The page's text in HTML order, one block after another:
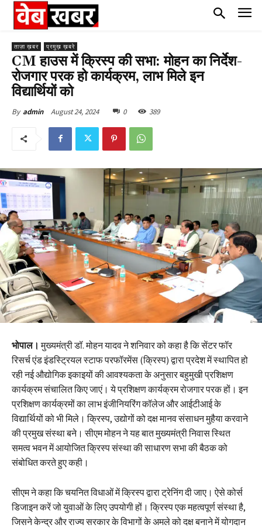
ताज़ा ख़बर प्रमुख़ ख़बरे
CM हाउस में क्रिस्प की सभा: मोहन का निर्देश-
रोजगार परक हो कार्यक्रम, लाभ मिले इन
विद्यार्थियों को
By admin August 24, 2024 0 389
भोपाल। मुख्यमंत्री डॉ. मोहन यादव ने शनिवार को कहा है कि सेंटर फॉर
रिसर्च एंड इंडस्ट्रियल स्टाफ परफॉरमेंस (क्रिस्प) द्वारा प्रदेश में स्थापित हो
रही नई औद्योगिक इकाइयों की आवश्यकता के अनुसार बहुमुखी प्रशिक्षण
कार्यक्रम संचालित किए जाएं। ये प्रशिक्षण कार्यक्रम रोजगार परक हों। इन
प्रशिक्षण कार्यक्रमों का लाभ इंजीनियरिंग कॉलेज और आईटीआई के
विद्यार्थियों को भी मिले। क्रिस्प, उद्योगों को दक्ष मानव संसाधन मुहैया करवाने
की प्रमुख संस्था बने। सीएम मोहन ने यह बात मुख्यमंत्री निवास स्थित
समत्व भवन में आयोजित क्रिस्प संस्था की साधारण सभा की बैठक को
संबोधित करते हुए कही।
सीएम ने कहा कि चयनित विधाओं में क्रिस्प द्वारा ट्रेनिंग दी जाए। ऐसे कोर्स
डिजाइन करें जो युवाओं के लिए उपयोगी हों। क्रिस्प एक महत्वपूर्ण संस्था है,
जिसने केन्द्र और राज्य सरकार के विभागों के अमले को दक्ष बनाने में योगदान